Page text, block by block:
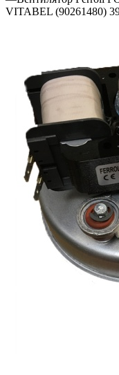
VITABEL (90261480)